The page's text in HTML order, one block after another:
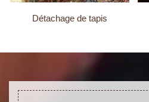
Détachage de tapis